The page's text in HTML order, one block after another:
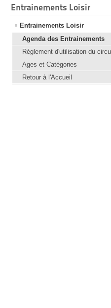
Entrainements Loisir
Entrainements Loisir
Agenda des Entrainements
Règlement d'utilisation du
Ages et Catégories
Retour à l'Accueil